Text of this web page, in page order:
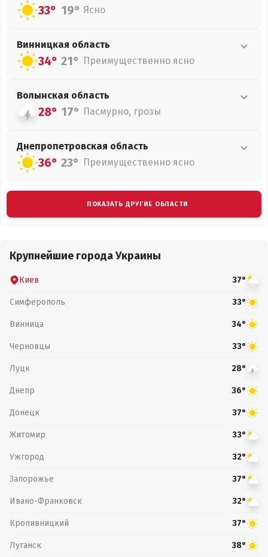
33° 19° Ясно
Винницкая область
34° 21° Преимущественно ясно
Волынская область
28° 17° Пасмурно, грозы
Днепропетровская область
36° 23° Преимущественно ясно
ПОКАЗАТЬ ДРУГИЕ ОБЛАСТИ
Крупнейшие города Украины
Киев 37°
Симферополь 33°
Винница 34°
Черновцы 33°
Луцк 28°
Днепр 36°
Донецк 37°
Житомир 33°
Ужгород 32°
Запорожье 37°
Ивано-Франковск 32°
Кропивницкий 37°
Луганск 38°